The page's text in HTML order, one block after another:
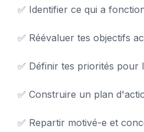
✅ Identifier ce qui a
✅ Réévaluer tes objectifs
✅ Définir tes priorités pour
✅ Construire un plan
✅ Repartir motivé-e et